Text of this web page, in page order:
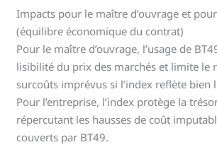
Impacts pour le maître d’ouvrage et
(équilibre économique du contrat)
Pour le maître d’ouvrage, l’usage de
lisibilité du prix des marchés et limite le
surcoûts imprévus si l’index reflète bien
Pour l’entreprise, l’index protège la
répercutant les hausses de coût
couverts par BT49.